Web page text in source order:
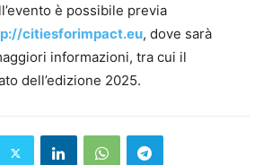
è possibile previa
citiesforimpact.eu, dove sarà
informazioni, tra cui il
dell’edizione 2025.